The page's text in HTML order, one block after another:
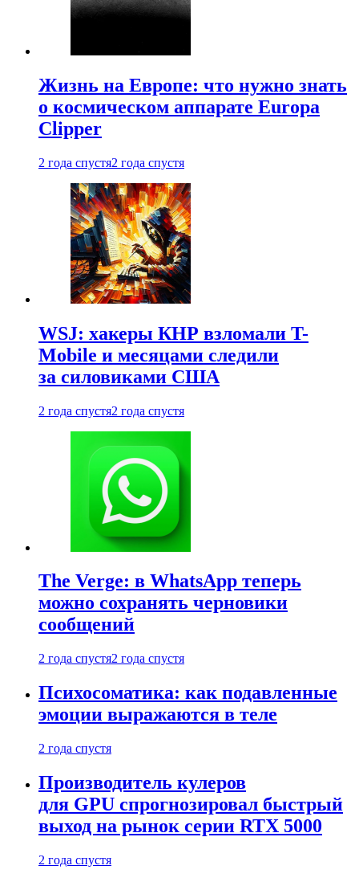
Жизнь на Европе: что нужно знать
о космическом аппарате Europa
Clipper
2 года спустя2 года спустя
WSJ: хакеры КНР взломали T-
Mobile и месяцами следили
за силовиками США
2 года спустя2 года спустя
The Verge: в WhatsApp теперь
можно сохранять черновики
сообщений
2 года спустя2 года спустя
Психосоматика: как подавленные
эмоции выражаются в теле
2 года спустя
Производитель кулеров
для GPU спрогнозировал быстрый
выход на рынок серии RTX 5000
2 года спустя